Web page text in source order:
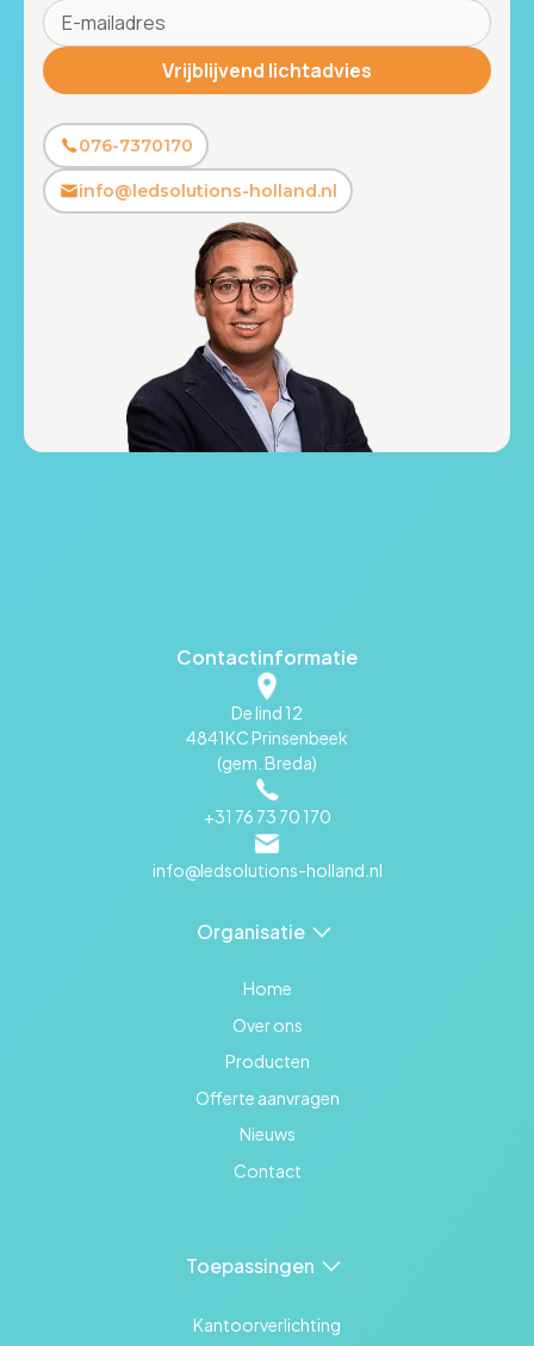
076-7370170
info@ledsolutions-holland.nl
Contactinformatie
De lind 12
4841KC Prinsenbeek
(gem. Breda)
+31 76 73 70 170
info@ledsolutions-holland.nl
Organisatie
Home
Over ons
Producten
Offerte aanvragen
Nieuws
Contact
Toepassingen
Kantoorverlichting